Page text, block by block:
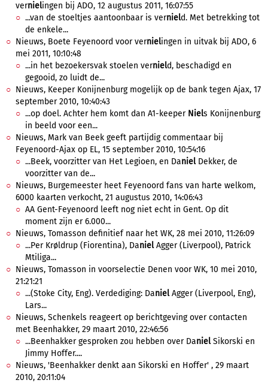
vernielingen bij ADO, 12 augustus 2011, 16:07:55
...van de stoeltjes aantoonbaar is vernield. Met betrekking tot
de enkele...
Nieuws, Boete Feyenoord voor vernielingen in uitvak bij ADO, 6
mei 2011, 10:10:48
...in het bezoekersvak stoelen vernield, beschadigd en
gegooid, zo luidt de...
Nieuws, Keeper Konijnenburg mogelijk op de bank tegen Ajax, 17
september 2010, 10:40:43
...op doel. Achter hem komt dan A1-keeper Niels Konijnenburg
in beeld voor een...
Nieuws, Mark van Beek geeft partijdig commentaar bij
Feyenoord-Ajax op EL, 15 september 2010, 10:54:16
...Beek, voorzitter van Het Legioen, en DanielDekker, de
voorzitter van de...
Nieuws, Burgemeester heet Feyenoord fans van harte welkom,
6000 kaarten verkocht, 21 augustus 2010, 14:06:43
AA Gent-Feyenoord leeft nog niet echt in Gent. Op dit
moment zijn er 6.000...
Nieuws, Tomasson definitief naar het WK, 28 mei 2010, 11:26:09
...Per Krøldrup (Fiorentina), DanielAgger (Liverpool), Patrick
Mtiliga...
Nieuws, Tomasson in voorselectie Denen voor WK, 10 mei 2010,
21:21:21
...(Stoke City, Eng). Verdediging: DanielAgger (Liverpool, Eng),
Lars...
Nieuws, Schenkels reageert op berichtgeving over contacten
met Beenhakker, 29 maart 2010, 22:46:56
...Beenhakker gesproken zou hebben over DanielSikorski en
Jimmy Hoffer....
Nieuws, 'Beenhakker denkt aan Sikorski en Hoffer' , 29 maart
2010, 20:11:04